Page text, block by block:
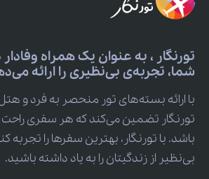
تورنگار ، به عنوان یک همراه
شما، تجربه‌ی بی‌نظیری را ارائه
با ارائه بسته‌های تور منحصر به فرد و
تورنگار تضمین می‌کند که هر سفری
باشد. با تورنگار، بهترین سفرها را تجربه
بی‌نظیر از زندگیتان را به یاد داشته باشید.